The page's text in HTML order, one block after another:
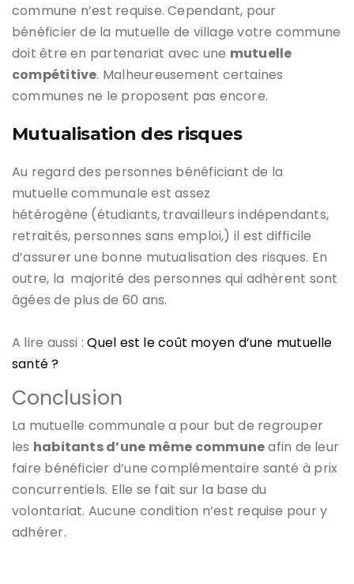
commune n’est requise. Cependant, pour
bénéficier de la mutuelle de village votre commune
doit être en partenariat avec une mutuelle
compétitive. Malheureusement certaines
communes ne le proposent pas encore.
Mutualisation des risques
Au regard des personnes bénéficiant de la
mutuelle communale est assez
hétérogène (étudiants, travailleurs indépendants,
retraités, personnes sans emploi,) il est difficile
d’assurer une bonne mutualisation des risques. En
outre, la majorité des personnes qui adhèrent sont
âgées de plus de 60 ans.
A lire aussi :Quel est le coût moyen d’une mutuelle
santé ?
Conclusion
La mutuelle communale a pour but de regrouper
les habitants d’une même communeafin de leur
faire bénéficier d’une complémentaire santé à prix
concurrentiels. Elle se fait sur la base du
volontariat. Aucune condition n’est requise pour y
adhérer.